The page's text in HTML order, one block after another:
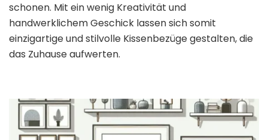
schonen. Mit ein wenig Kreativität und
handwerklichem Geschick lassen sich somit
einzigartige und stilvolle Kissenbezüge gestalten, die
das Zuhause aufwerten.